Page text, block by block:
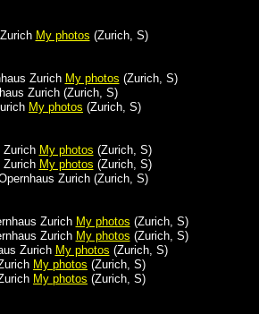
My photos (Zurich, S)
Zurich My photos (Zurich, S)
Zurich (Zurich, S)
My photos (Zurich, S)
Zurich My photos (Zurich, S)
Zurich My photos (Zurich, S)
Zurich (Zurich, S)
Zurich My photos (Zurich, S)
Zurich My photos (Zurich, S)
Zurich My photos (Zurich, S)
My photos (Zurich, S)
My photos (Zurich, S)